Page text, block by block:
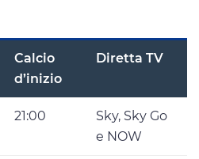
Calcio
d’inizio
Diretta TV
21:00
Sky, Sky Go
e NOW